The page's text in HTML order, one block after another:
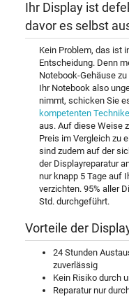
Ihr Display ist
davor es selbst
Kein Problem, das ist
Entscheidung. Denn
Notebook-Gehäuse
Ihr Notebook also
nimmt, schicken Sie
kompetenten
aus. Auf diese Weise
Preis im Vergleich zu
sind zudem auf der
der Displayreparatur
nur knapp 5 Tage auf
verzichten. 95% aller
Std. durchgeführt.
Vorteile der
24 Stunden
zuverlässig
Kein Risiko durch
Reparatur nur